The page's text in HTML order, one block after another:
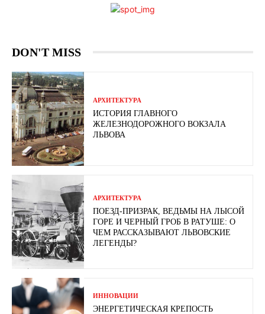
DON'T MISS
АРХИТЕКТУРА
ИСТОРИЯ ГЛАВНОГО
ЖЕЛЕЗНОДОРОЖНОГО ВОКЗАЛА
ЛЬВОВА
АРХИТЕКТУРА
ПОЕЗД-ПРИЗРАК, ВЕДЬМЫ НА ЛЫСОЙ
ГОРЕ И ЧЕРНЫЙ ГРОБ В РАТУШЕ: О
ЧЕМ РАССКАЗЫВАЮТ ЛЬВОВСКИЕ
ЛЕГЕНДЫ?
ИННОВАЦИИ
ЭНЕРГЕТИЧЕСКАЯ КРЕПОСТЬ